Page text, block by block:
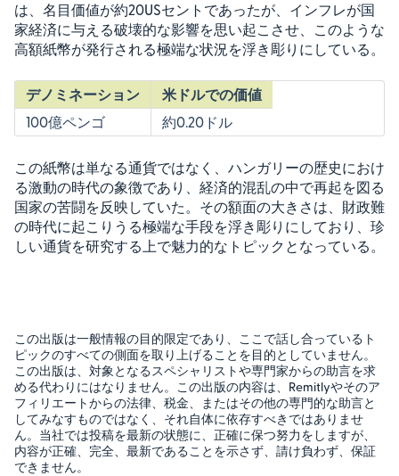
は、名目価値が約20USセントであったが、インフレが国
家経済に与える破壊的な影響を思い起こさせ、このような
高額紙幣が発行される極端な状況を浮き彫りにしている。
デノミネーション
米ドルでの価値
100億ペンゴ
約0.20ドル
この紙幣は単なる通貨ではなく、ハンガリーの歴史におけ
る激動の時代の象徴であり、経済的混乱の中で再起を図る
国家の苦闘を反映していた。その額面の大きさは、財政難
の時代に起こりうる極端な手段を浮き彫りにしており、珍
しい通貨を研究する上で魅力的なトピックとなっている。
この出版は一般情報の目的限定であり、ここで話し合っているト
ピックのすべての側面を取り上げることを目的としていません。
この出版は、対象となるスペシャリストや専門家からの助言を求
める代わりにはなりません。この出版の内容は、Remitlyやそのア
フィリエートからの法律、税金、またはその他の専門的な助言と
してみなすものではなく、それ自体に依存すべきではありませ
ん。当社では投稿を最新の状態に、正確に保つ努力をしますが、
内容が正確、完全、最新であることを示さず、請け負わず、保証
できません。